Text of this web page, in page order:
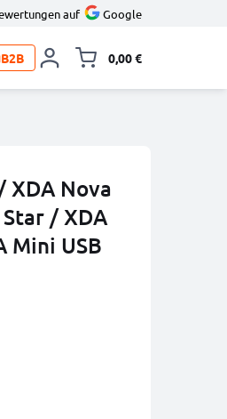
auf Google
B2B 0,00 €
XDA Nova
/ XDA
Mini USB